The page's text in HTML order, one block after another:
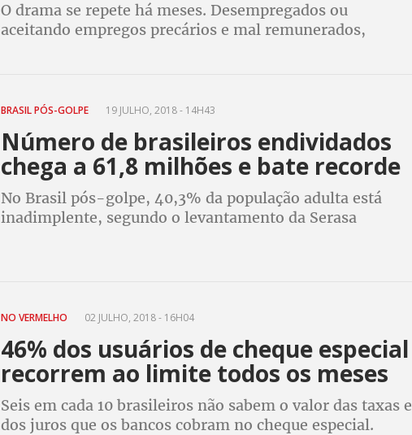
O drama se repete há meses. Desempregados ou
aceitando empregos precários e mal remunerados,
BRASIL PÓS-GOLPE 19 JULHO, 2018 - 14H43
Número de brasileiros endividados
chega a 61,8 milhões e bate recorde
No Brasil pós-golpe, 40,3% da população adulta está
inadimplente, segundo o levantamento da Serasa
NO VERMELHO 02 JULHO, 2018 - 16H04
46% dos usuários de cheque especial
recorrem ao limite todos os meses
Seis em cada 10 brasileiros não sabem o valor das taxas e
dos juros que os bancos cobram no cheque especial.